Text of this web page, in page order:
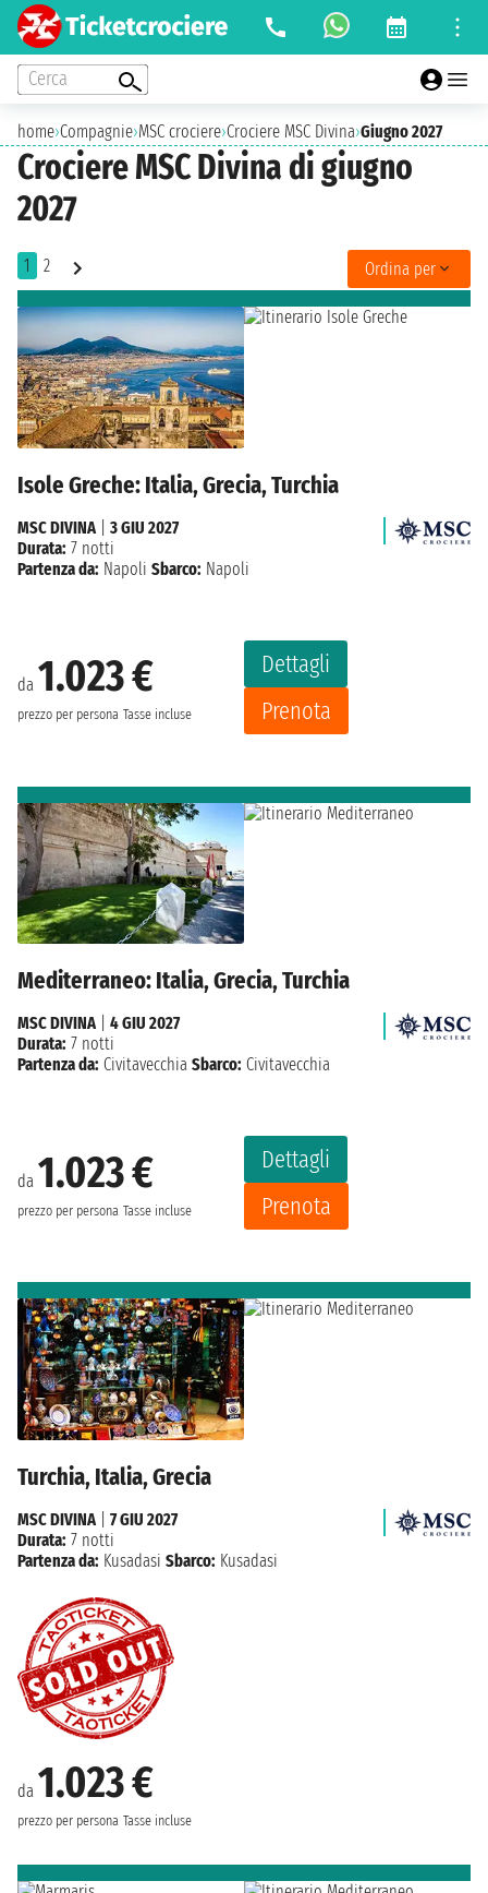
Cerca
home›Compagnie›MSC crociere›Crociere MSC Divina›Giugno 2027
Crociere MSC Divina di giugno
2027
1 2 Ordina per
Isole Greche: Italia, Grecia, Turchia
da 1.023 €
prezzo per persona Tasse incluse
Dettagli
Prenota
MSC DIVINA
3 GIU 2027
Durata: 7 notti
Partenza da: Napoli Sbarco: Napoli
Mediterraneo: Italia, Grecia, Turchia
da 1.023 €
prezzo per persona Tasse incluse
Dettagli
Prenota
MSC DIVINA| 4 GIU 2027
Durata: 7 notti
Partenza da: Civitavecchia Sbarco: Civitavecchia
Turchia, Italia, Grecia
da 1.023 €
prezzo per persona Tasse incluse
MSC DIVINA| 7 GIU 2027
Durata: 7 notti
Partenza da: Kusadasi Sbarco: Kusadasi